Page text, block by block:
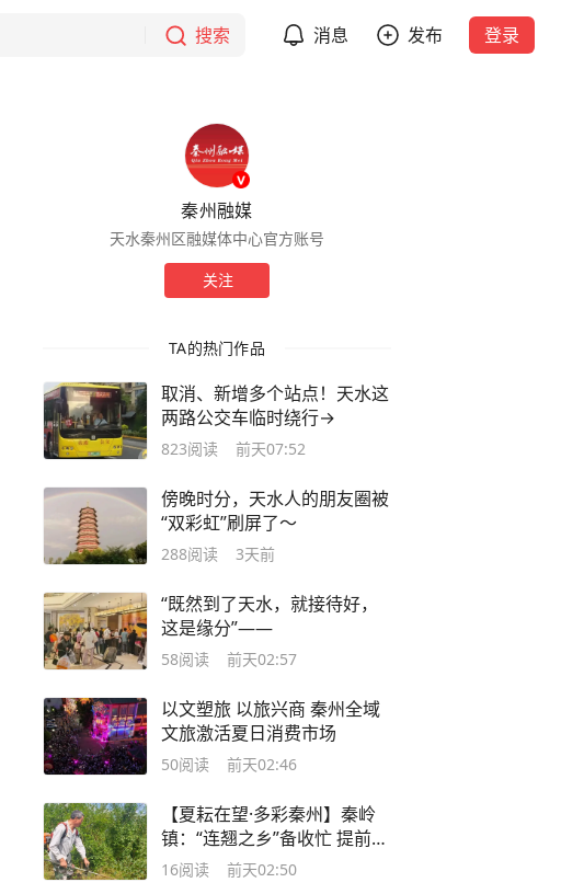
搜索 消息 发布 登录
秦州融媒
天水秦州区融媒体中心官方账号
关注
TA的热门作品
取消、新增多个站点！天水这
两路公交车临时绕行→
823阅读 前天07:52
傍晚时分，天水人的朋友圈被
“双彩虹”刷屏了～
288阅读 3天前
“既然到了天水，就接待好，
这是缘分”——
58阅读 前天02:57
以文塑旅 以旅兴商 秦州全域
文旅激活夏日消费市场
50阅读 前天02:46
【夏耘在望·多彩秦州】秦岭
镇：“连翘之乡”备收忙 提前清
园迎采收
16阅读 前天02:50